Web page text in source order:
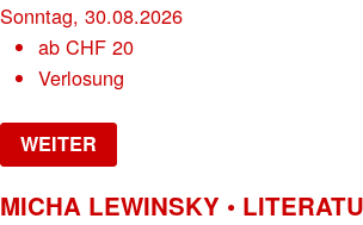
Sonntag, 30.08.2026
abCHF 20
Verlosung
WEITER
MICHA LEWINSKY •